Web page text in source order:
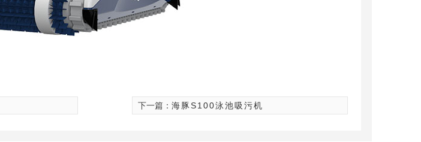
下一篇： 海豚S100泳池吸污机